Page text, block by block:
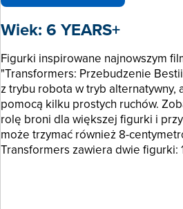
Wiek: 6 YEARS+
Figurki inspirowane najnowszym
"Transformers: Przebudzenie
z trybu robota w tryb alternatywny,
pomocą kilku prostych ruchów.
rolę broni dla większej figurki i
może trzymać również 8-
Transformers zawiera dwie figurki: